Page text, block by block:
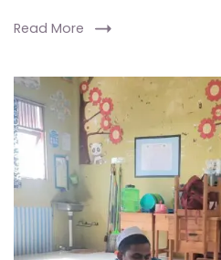
Read More